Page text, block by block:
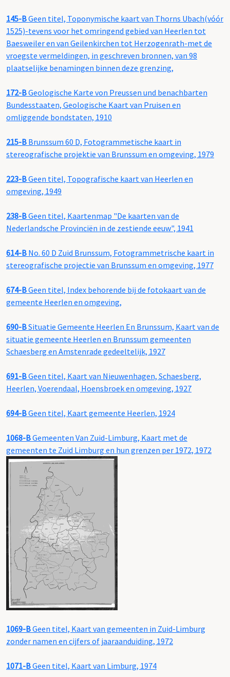
145-BGeen titel, Toponymische kaart van Thorns Ubach(vóór
1525)-tevens voor het omringend gebied van Heerlen tot
Baesweiler en van Geilenkirchen tot Herzogenrath-met de
vroegste vermeldingen, in geschreven bronnen, van 98
plaatselijke benamingen binnen deze grenzing,
172-BGeologische Karte von Preussen und benachbarten
Bundesstaaten, Geologische Kaart van Pruisen en
omliggende bondstaten, 1910
215-B Brunssum 60 D, Fotogrammetische kaart in
stereografische projektie van Brunssum en omgeving, 1979
223-BGeen titel, Topografische kaart van Heerlen en
omgeving, 1949
238-BGeen titel, Kaartenmap "De kaarten van de
Nederlandsche Provinciën in de zestiende eeuw", 1941
614-B No. 60 D Zuid Brunssum, Fotogrammetrische kaart in
stereografische projectie van Brunssum en omgeving, 1977
674-BGeen titel, Index behorende bij de fotokaart van de
gemeente Heerlen en omgeving,
690-BSituatie Gemeente Heerlen En Brunssum, Kaart van de
situatie gemeente Heerlen en Brunssum gemeenten
Schaesberg en Amstenrade gedeeltelijk, 1927
691-BGeen titel, Kaart van Nieuwenhagen, Schaesberg,
Heerlen, Voerendaal, Hoensbroek en omgeving, 1927
694-BGeen titel, Kaart gemeente Heerlen, 1924
1068-BGemeenten Van Zuid-Limburg, Kaart met de
gemeenten te Zuid Limburg en hun grenzen per 1972, 1972
1069-BGeen titel, Kaart van gemeenten in Zuid-Limburg
zonder namen en cijfers of jaaraanduiding, 1972
1071-BGeen titel, Kaart van Limburg, 1974